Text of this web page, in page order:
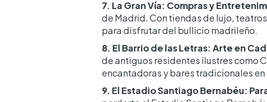
7. La Gran Vía: Compras y
de Madrid. Con tiendas de lujo,
para disfrutar del bullicio madrileño.
8. El Barrio de las Letras: Arte en
de antiguos residentes ilustres como
encantadoras y bares tradicionales en
9. El Estadio Santiago Bernabéu: